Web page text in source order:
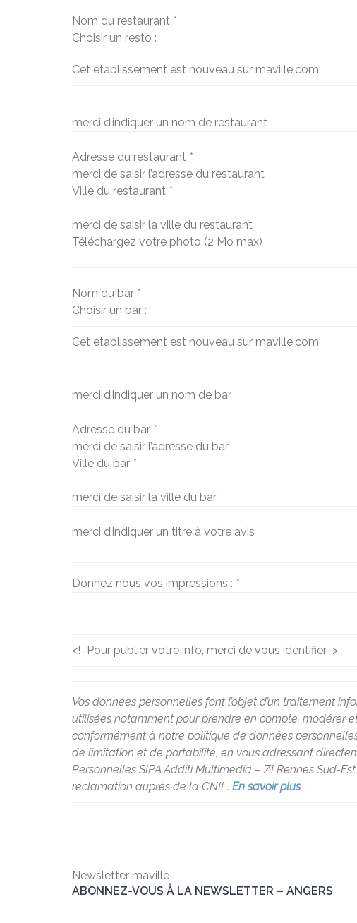
Nom du restaurant *
Choisir un resto :
Cet établissement est nouveau sur maville.com
merci d’indiquer un nom de restaurant
Adresse du restaurant *
merci de saisir l’adresse du restaurant
Ville du restaurant *
merci de saisir la ville du restaurant
Téléchargez votre photo (2 Mo max)
Nom du bar *
Choisir un bar :
Cet établissement est nouveau sur maville.com
merci d’indiquer un nom de bar
Adresse du bar *
merci de saisir l’adresse du bar
Ville du bar *
merci de saisir la ville du bar
merci d’indiquer un titre à votre avis
Donnez nous vos impressions : *
<!–Pour publier votre info, merci de vous identifier–>
Vos données personnelles font l’objet d’un traitement
utilisées notamment pour prendre en compte, modérer
conformément à notre politique de données
de limitation et de portabilité, en vous adressant
Personnelles SIPA Additi Multimedia – ZI Rennes Sud-
réclamation auprès de la CNIL. En savoir plus
Newsletter maville
ABONNEZ-VOUS À LA NEWSLETTER – ANGERS